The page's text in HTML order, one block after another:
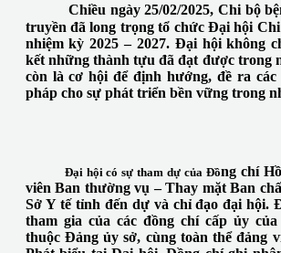
Chiều ngày 25/02/2025, Chi bộ
truyền đã long trọng tổ chức Đại hội
nhiệm kỳ 2025 – 2027. Đại hội không
kết những thành tựu đã đạt được trong
còn là cơ hội để định hướng, đề ra các
pháp cho sự phát triển bền vững trong
Đại hội có sự tham dự của Đồng chí
viên Ban thường vụ – Thay mặt Ban
Sở Y tế tỉnh đến dự và chỉ đạo đại hội.
tham gia của các đồng chí cấp ủy
thuộc Đảng ủy sở, cùng toàn thể đảng